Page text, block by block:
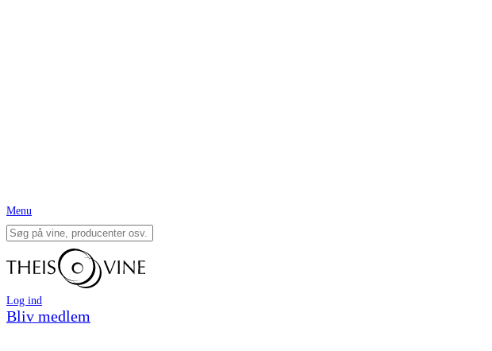
Menu
Log ind
Bliv medlem